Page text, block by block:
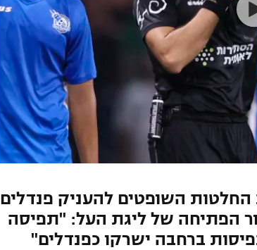
השופטים להעניק פנדלים
הפתיחה של ליגת העל: "תפיסה
ברחבה ישרקו כפנדלים"